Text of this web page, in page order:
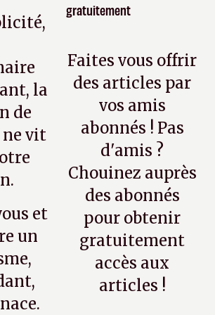
la
de
ne vit
et
un
gratuitement
Faites vous offrir
des articles par
vos amis
abonnés ! Pas
d'amis ?
Chouinez auprès
des abonnés
pour obtenir
gratuitement
accès aux
articles !